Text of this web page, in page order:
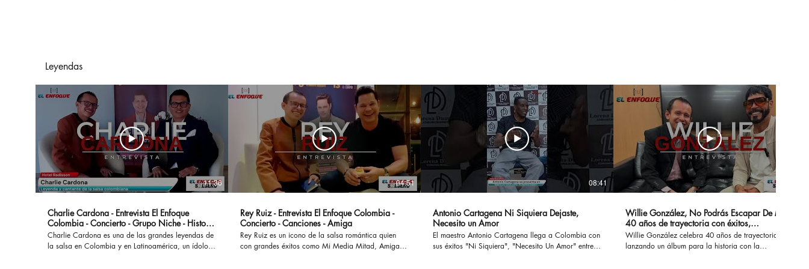
Leyendas
11:36
Charlie Cardona - Entrevista El Enfoque
Colombia - Concierto - Grupo Niche - Historia
- Canciones
Charlie Cardona es una de las grandes leyendas de
la salsa en Colombia y en Latinoamérica, un ídolo
04:51
Rey Ruiz - Entrevista El Enfoque Colombia -
Concierto - Canciones - Amiga
Rey Ruiz es un icono de la salsa romántica quien
con grandes éxitos como Mi Media Mitad, Amiga,
08:41
Antonio Cartagena Ni Siquiera Dejaste,
Necesito un Amor
El maestro Antonio Cartagena llega a Colombia con
sus éxitos "Ni Siquiera", "Necesito Un Amor" entre
Willie González, No Podrás Escapar De Mi -
40 años de trayectoria con éxitos,
sensualidad y erotismo
Willie González celebra 40 años de trayectoria
lanzando un álbum para la historia con la